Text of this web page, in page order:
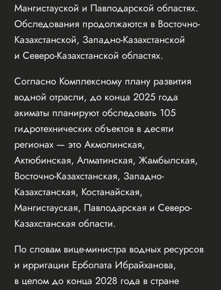
Мангистауской и Павлодарской областях.
Обследования продолжаются в Восточно-
Казахстанской, Западно-Казахстанской
и Северо-Казахстанской областях.
Согласно Комплексному плану развития
водной отрасли, до конца 2025 года
акиматы планируют обследовать 105
гидротехнических объектов в десяти
регионах — это Акмолинская,
Актюбинская, Алматинская, Жамбылская,
Восточно-Казахстанская, Западно-
Казахстанская, Костанайская,
Мангистауская, Павлодарская и Северо-
Казахстанская области.
По словам вице-министра водных ресурсов
и ирригации Ерболата Ибрайханова,
в целом до конца 2028 года в стране